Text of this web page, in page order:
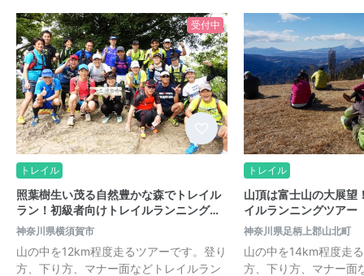
受付中
トレイル
照葉樹生い茂る自然豊かな森でトレイル
ラン！初級者向けトレイルランニング…
神奈川県横須賀市
山の中を12km程度走るツアーです。登り
方、下り方、マナー面などトレイルラン
トレイル
山頂は富士山の大展望
イルランニングツアー
神奈川県足柄上郡山北町
山の中を14km程度走
方、下り方、マナー面